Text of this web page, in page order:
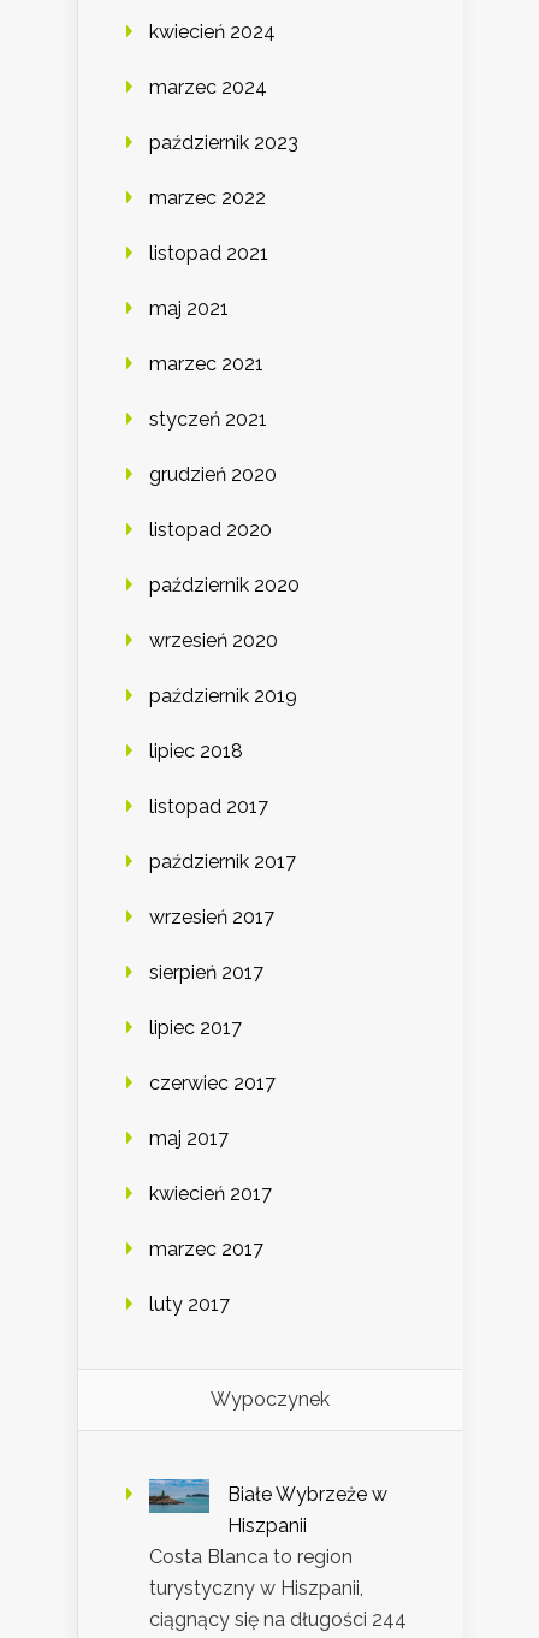
kwiecień 2024
marzec 2024
październik 2023
marzec 2022
listopad 2021
maj 2021
marzec 2021
styczeń 2021
grudzień 2020
listopad 2020
październik 2020
wrzesień 2020
październik 2019
lipiec 2018
listopad 2017
październik 2017
wrzesień 2017
sierpień 2017
lipiec 2017
czerwiec 2017
maj 2017
kwiecień 2017
marzec 2017
luty 2017
Wypoczynek
Białe Wybrzeże w
Hiszpanii
Costa Blanca to region
turystyczny w Hiszpanii,
ciągnący się na długości 244